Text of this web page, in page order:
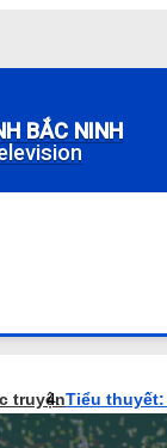
BẮC NINH
truyệnTiểu